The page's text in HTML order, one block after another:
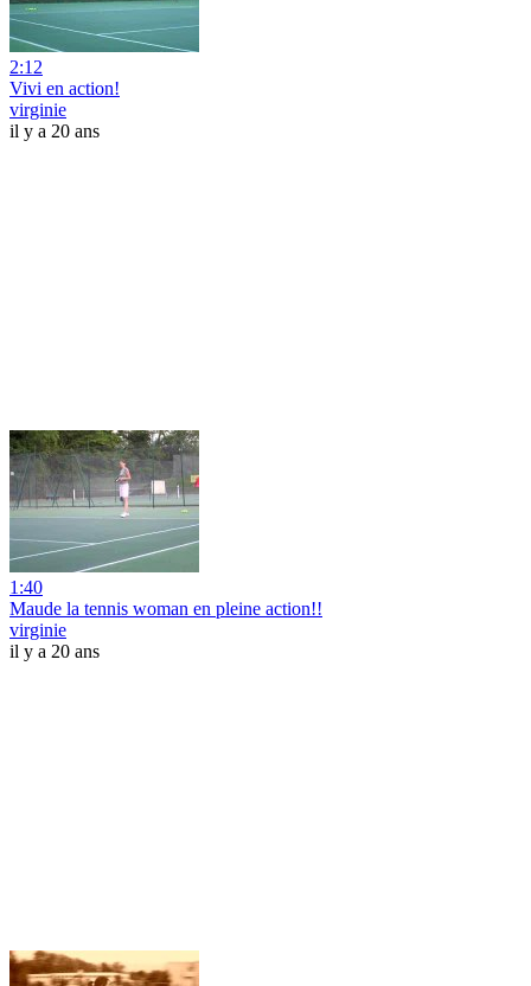
2:12
Vivi en action!
virginie
il y a 20 ans
1:40
Maude la tennis woman en pleine action!!
virginie
il y a 20 ans